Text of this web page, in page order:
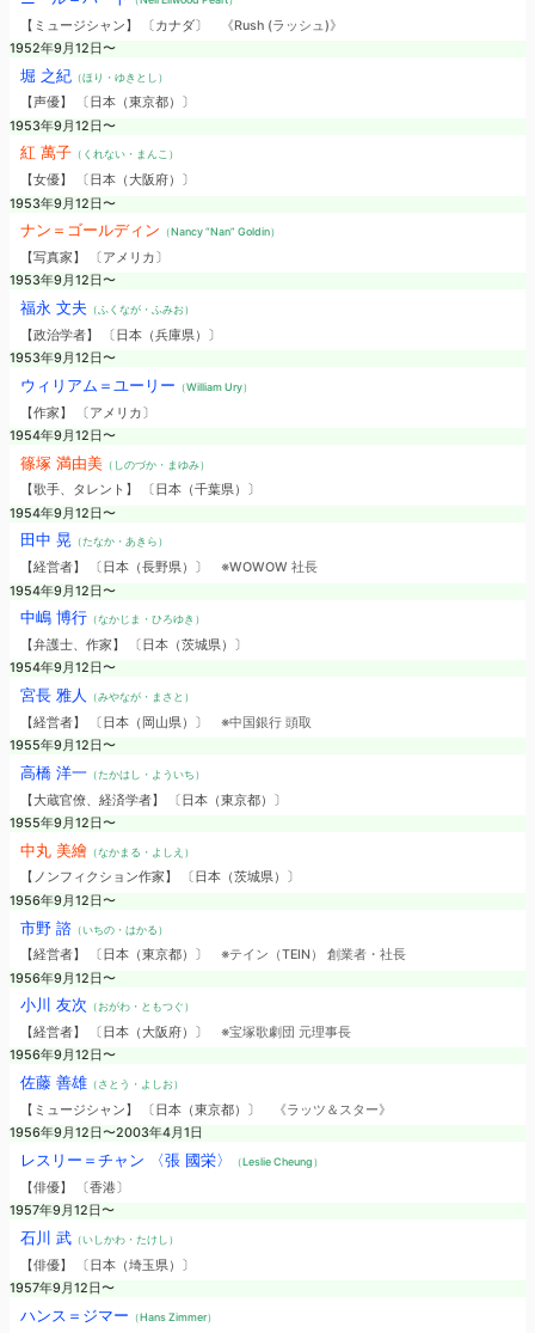
【ミュージシャン】 〔カナダ〕
《Rush (ラッシュ)》
1952年9月12日〜
堀 之紀（ほり・ゆきとし）
【声優】 〔日本（東京都）〕
1953年9月12日〜
紅 萬子（くれない・まんこ）
【女優】 〔日本（大阪府）〕
1953年9月12日〜
ナン＝ゴールディン （Nancy “Nan” Goldin）
【写真家】 〔アメリカ〕
1953年9月12日〜
福永 文夫 （ふくなが・ふみお）
【政治学者】 〔日本（兵庫県）〕
1953年9月12日〜
ウィリアム＝ユーリー （William Ury）
【作家】 〔アメリカ〕
1954年9月12日〜
篠塚 満由美（しのづか・まゆみ）
【歌手、タレント】 〔日本（千葉県）〕
1954年9月12日〜
田中 晃（たなか・あきら）
【経営者】 〔日本（長野県）〕 ※WOWOW 社長
1954年9月12日〜
中嶋 博行（なかじま・ひろゆき）
【弁護士、作家】 〔日本（茨城県）〕
1954年9月12日〜
宮長 雅人 （みやなが・まさと）
【経営者】 〔日本（岡山県）〕 ※中国銀行 頭取
1955年9月12日〜
高橋 洋一（たかはし・よういち）
【大蔵官僚、経済学者】 〔日本（東京都）〕
1955年9月12日〜
中丸 美繪（なかまる・よしえ）
【ノンフィクション作家】 〔日本（茨城県）〕
1956年9月12日〜
市野 諮 （いちの・はかる）
【経営者】 〔日本（東京都）〕 ※テイン（TEIN） 創業者・社長
1956年9月12日〜
小川 友次 （おがわ・ともつぐ）
【経営者】 〔日本（大阪府）〕 ※宝塚歌劇団 元理事長
1956年9月12日〜
佐藤 善雄（さとう・よしお）
【ミュージシャン】 〔日本（東京都）〕
《ラッツ＆スター》
1956年9月12日〜2003年4月1日
レスリー＝チャン 〈張 國栄〉 （Leslie Cheung）
【俳優】 〔香港〕
1957年9月12日〜
石川 武（いしかわ・たけし）
【俳優】 〔日本（埼玉県）〕
1957年9月12日〜
ハンス＝ジマー （Hans Zimmer）